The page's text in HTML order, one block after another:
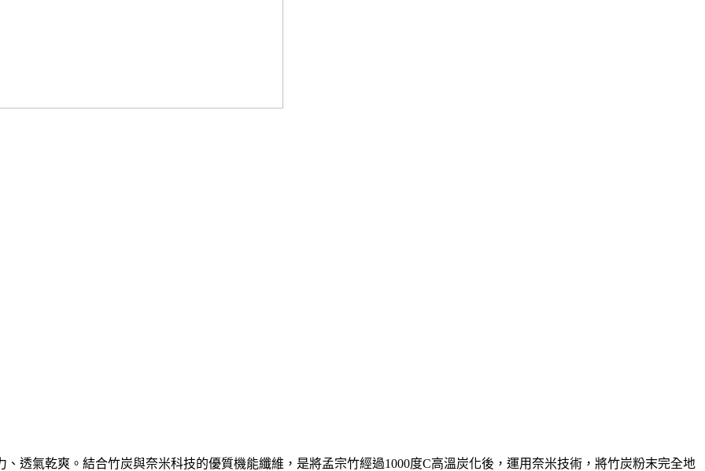
、透氣乾爽。結合竹炭與奈米科技的優質機能纖維，是將孟宗竹經過1000度C高溫炭化後，運用奈米技術，將竹炭粉末完全地